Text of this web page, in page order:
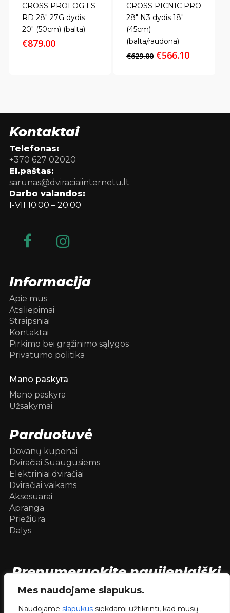
Mes naudojame slapukus.
Naudojame slapukus siekdami užtikrinti, kad mūsų
CROSS PROLOG LS
RD 28″ 27G dydis
20″ (50cm) (balta)
€879.00
CROSS PICNIC PRO
28″ N3 dydis 18″
(45cm)
(balta/raudona)
€629.00 Original
€566.10Current
Kontaktai
Telefonas:
+370 627 02020
El.paštas:
sarunas@dviraciaiinternetu.lt
Darbo valandos:
I-VII 10:00 – 20:00
Informacija
Apie mus
Atsiliepimai
Straipsniai
Kontaktai
Pirkimo bei grąžinimo sąlygos
Privatumo politika
Mano paskyra
Mano paskyra
Užsakymai
Parduotuvė
Dovanų kuponai
Dviračiai Suaugusiems
Elektriniai dviračiai
Dviračiai vaikams
Aksesuarai
Apranga
Priežiūra
Dalys
Prenumeruokite naujienlaiškį
[mc4wp_form id=104736]